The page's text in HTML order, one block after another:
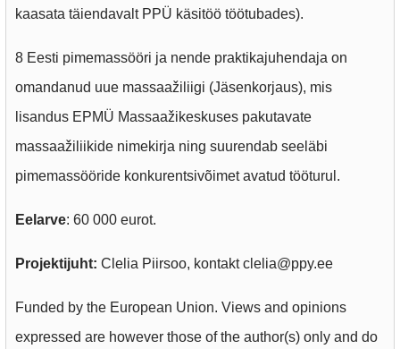
kaasata täiendavalt PPÜ käsitöö töötubades).
8 Eesti pimemassööri ja nende praktikajuhendaja on
omandanud uue massaažiliigi (Jäsenkorjaus), mis
lisandus EPMÜ Massaažikeskuses pakutavate
massaažiliikide nimekirja ning suurendab seeläbi
pimemassööride konkurentsivõimet avatud tööturul.
Eelarve: 60 000 eurot.
Projektijuht: Clelia Piirsoo, kontakt clelia@ppy.ee
Funded by the European Union. Views and opinions
expressed are however those of the author(s) only and do